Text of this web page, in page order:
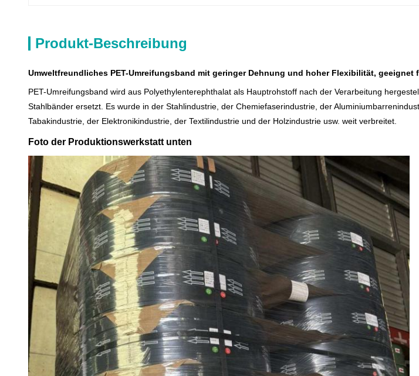
Produkt-Beschreibung
Umweltfreundliches PET-Umreifungsband mit geringer Dehnung und hoher Flexibilität, geeignet
PET-Umreifungsband wird aus Polyethylenterephthalat als Hauptrohstoff nach der Verarbeitung
Stahlbänder ersetzt. Es wurde in der Stahlindustrie, der Chemiefaserindustrie, der
Tabakindustrie, der Elektronikindustrie, der Textilindustrie und der Holzindustrie usw. weit verbreitet.
Foto der Produktionswerkstatt unten